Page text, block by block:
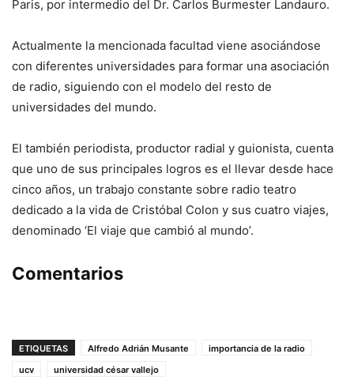
Paris, por intermedio del Dr. Carlos Burmester Landauro.
Actualmente la mencionada facultad viene asociándose
con diferentes universidades para formar una asociación
de radio, siguiendo con el modelo del resto de
universidades del mundo.
El también periodista, productor radial y guionista, cuenta
que uno de sus principales logros es el llevar desde hace
cinco años, un trabajo constante sobre radio teatro
dedicado a la vida de Cristóbal Colon y sus cuatro viajes,
denominado ‘El viaje que cambió al mundo’.
Comentarios
ETIQUETAS Alfredo Adrián Musante
importancia de la radio
ucv
universidad césar vallejo